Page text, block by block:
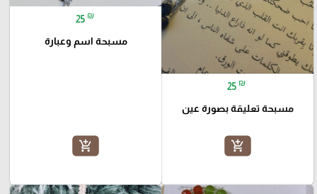
25 ₪
مسبحة تعليقة بصورة عين
add_shopping_cart
25 ₪
مسبحة اسم وعبارة
add_shopping_cart